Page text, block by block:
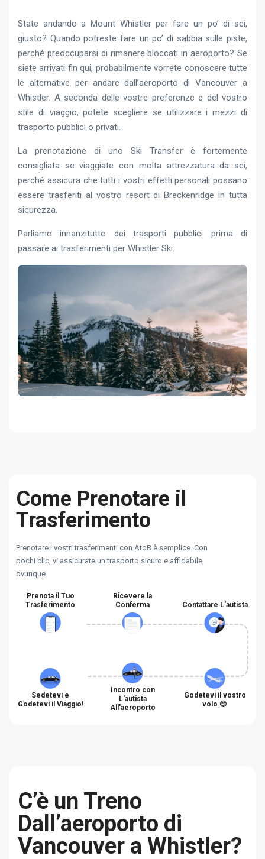
State andando a Mount Whistler per fare un po’ di sci,
giusto? Quando potreste fare un po’ di sabbia sulle piste,
perché preoccuparsi di rimanere bloccati in aeroporto? Se
siete arrivati fin qui, probabilmente vorrete conoscere tutte
le alternative per andare dall’aeroporto di Vancouver a
Whistler. A seconda delle vostre preferenze e del vostro
stile di viaggio, potete scegliere se utilizzare i mezzi di
trasporto pubblici o privati.
La prenotazione di uno Ski Transfer è fortemente
consigliata se viaggiate con molta attrezzatura da sci,
perché assicura che tutti i vostri effetti personali possano
essere trasferiti al vostro resort di Breckenridge in tutta
sicurezza.
Parliamo innanzitutto dei trasporti pubblici prima di
passare ai trasferimenti per Whistler Ski.
Come Prenotare il
Trasferimento
Prenotare i vostri trasferimenti con AtoB è semplice. Con
pochi clic, vi assicurate un trasporto sicuro e affidabile,
ovunque.
Prenota il Tuo
Trasferimento
Ricevere la
Conferma
Contattare L'autista
Sedetevi e
Godetevi il Viaggio!
Incontro con
L'autista
All'aeroporto
Godetevi il vostro
volo 😊
C’è un Treno
Dall’aeroporto di
Vancouver a Whistler?